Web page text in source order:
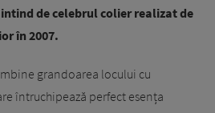
de celebrul colier realizat de
în 2007.
grandoarea locului cu
întruchipează perfect esența